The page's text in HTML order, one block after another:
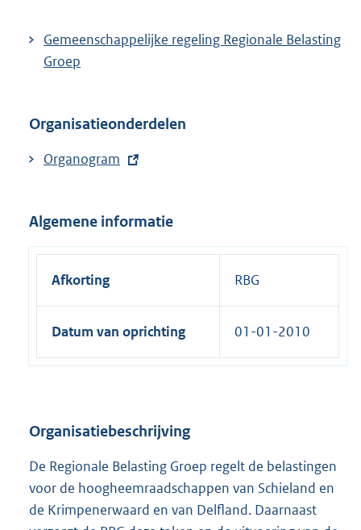
:
Gemeenschappelijke regeling Regionale Belasting
Groep
Organisatieonderdelen
E
e
r
l
n
Organogram
Algemene informatie
Afkorting RBG
Datum van oprichting 01-01-2010
Organisatiebeschrijving
De Regionale Belasting Groep regelt de belastingen
voor de hoogheemraadschappen van Schieland en
de Krimpenerwaard en van Delfland. Daarnaast